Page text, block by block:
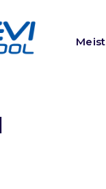
Meist